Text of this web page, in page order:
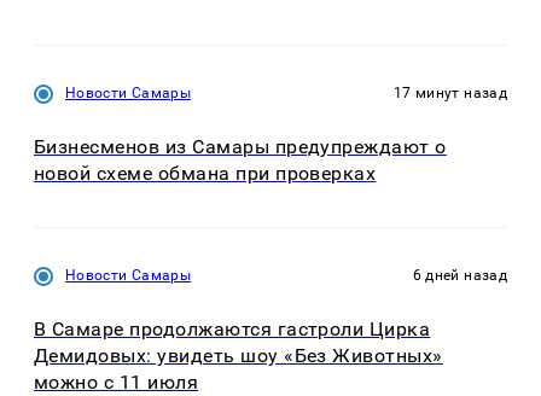
Новости Самары 17 минут назад
Бизнесменов из Самары предупреждают о
новой схеме обмана при проверках
Новости Самары 6 дней назад
В Самаре продолжаются гастроли Цирка
Демидовых: увидеть шоу «Без Животных»
можно с 11 июля